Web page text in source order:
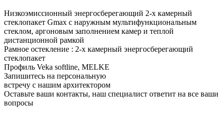
Низкоэмиссионный энергосберегающий 2-х камерный
стеклопакет Gmax с наружным мультифункциональным
стеклом, аргоновым заполнением камер и теплой
дистанционной рамкой
Рамное остекление : 2-х камерный энергосберегающий
стеклопакет
Профиль Veka softline, MELKE
Запишитесь на персональную
встречу с нашим архитектором
Оставьте ваши контакты, наш специалист ответит на все ваши
вопросы